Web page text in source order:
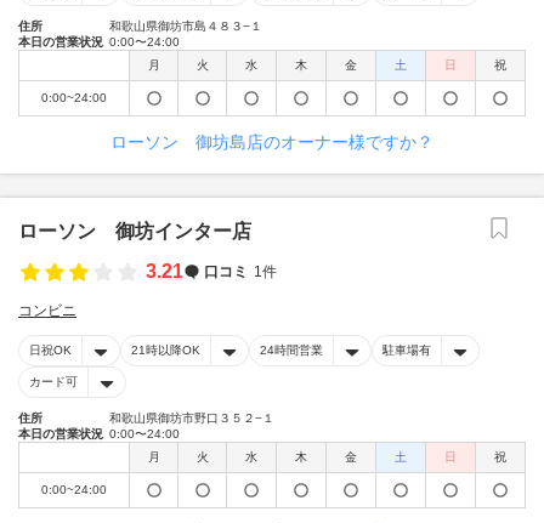
住所
和歌山県御坊市島４８３−１
本日の営業状況 0:00〜24:00
月
火 水 木 金 土 日 祝
0:00~24:00
ローソン 御坊島店のオーナー様ですか？
ローソン 御坊インター店
3.21
口コミ 1件
コンビニ
日祝OK 21時以降OK 24時間営業 駐車場有
カード可
住所
和歌山県御坊市野口３５２−１
本日の営業状況 0:00〜24:00
月
火 水 木 金 土 日 祝
0:00~24:00